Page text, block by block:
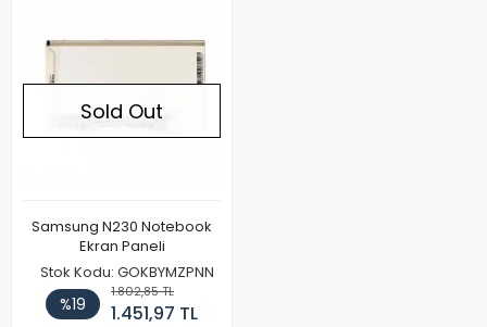
Sold Out
Samsung N230 Notebook
Ekran Paneli
Stok Kodu: GOKBYMZPNN
%19
1.802,85 TL
1.451,97 TL